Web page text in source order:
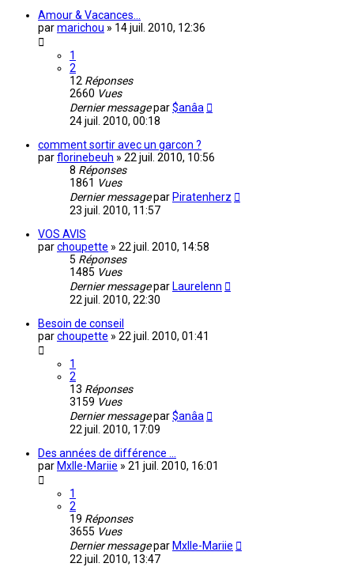
Amour & Vacances...
parmarichou » 14 juil. 2010, 12:36
1
2
12 Réponses
2660 Vues
Dernier messagepar$anâa
24 juil. 2010, 00:18
comment sortir avec un garcon ?
parflorinebeuh » 22 juil. 2010, 10:56
8 Réponses
1861 Vues
Dernier messagepar Piratenherz
23 juil. 2010, 11:57
VOS AVIS
parchoupette » 22 juil. 2010, 14:58
5 Réponses
1485 Vues
Dernier messagepar Laurelenn
22 juil. 2010, 22:30
Besoin de conseil
parchoupette » 22 juil. 2010, 01:41
1
2
13 Réponses
3159 Vues
Dernier messagepar$anâa
22 juil. 2010, 17:09
Des années de différence ...
par Mxlle-Mariie » 21 juil. 2010, 16:01
1
2
19 Réponses
3655 Vues
Dernier messagepar Mxlle-Mariie
22 juil. 2010, 13:47